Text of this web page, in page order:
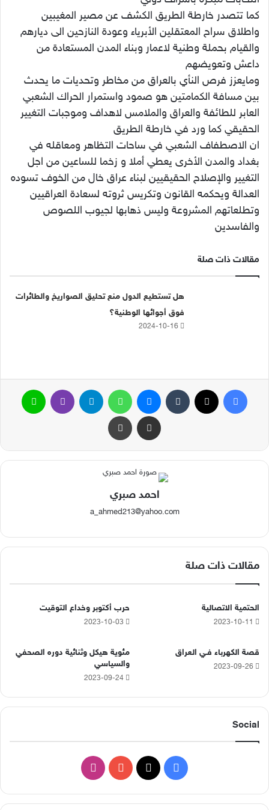
كما تتصدر خارطة الطريق الكشف عن مصير المغيبين
واطلاق سراح المعتقلين الأبرياء وعودة النازحين الى ديارهم
والقيام بحملة وطنية لاعمار وبناء المدن المستعادة من
داعش وتعويضهم
ومايعزز فرص النأي بالعراق من مخاطر وتحديات ما يحدث
بين مسافة الكمامتين هو صمود واستمرار الحراك الشعبي
العابر للطائفة والعراق والملامس لاهداف وموجبات التغيير
الحقيقي كما ورد في خارطة الطريق
ان الاصطفاف الشعبي في ساحات التظاهر ومعاقله في
بغداد والمدن الأخرى يعطي أملا و زخما للساعين من اجل
التغيير والإصلاح الحقيقيين لبناء عراق خال من الخوف تسوده
العدالة ويحكمه القانون وتكريس ثروته لسعادة العراقيين
وتطلعاتهم المشروعة وليس ذهابها لجيوب اللصوص
والفاسدين
مقالات ذات صلة
هل تستطيع الدول منع تحليق الصواريخ والطائرات
فوق أجوائها الوطنية؟
2024-10-16
فيسبوك ماسنجر واتساب تيلقرام ڤايبر
مشاركة عبر البريد طباعة
احمد صبري
a_ahmed213@yahoo.com
مقالات ذات صلة
الحتمية الاتصالية
2023-10-11
حرب أكتوبر وخداع التوقيت
2023-10-03
قصة الكهرباء فـي العراق
2023-09-26
مئوية هيكل وثنائية دوره الصحفي
والسياسي
2023-09-24
Social
فيسبوك ‫YouTubeانستقرام